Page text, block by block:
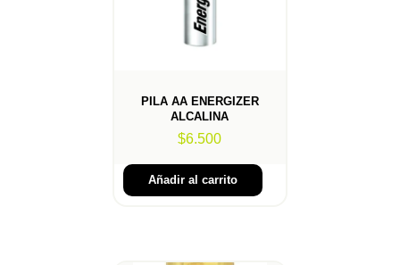
PILA AA ENERGIZER
ALCALINA
$6.500
Añadir al carrito